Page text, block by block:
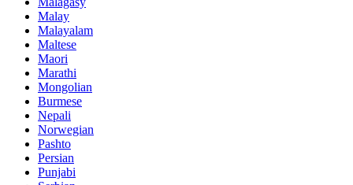
Malay
Malayalam
Maltese
Maori
Marathi
Mongolian
Burmese
Nepali
Norwegian
Pashto
Persian
Punjabi